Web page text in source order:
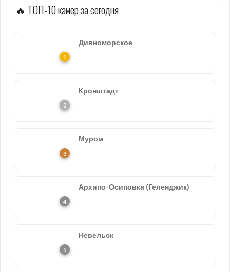
🔥 ТОП-10 камер за сегодня
Дивноморское
Кронштадт
Муром
Архипо-Осиповка (Геленджик)
Невельск